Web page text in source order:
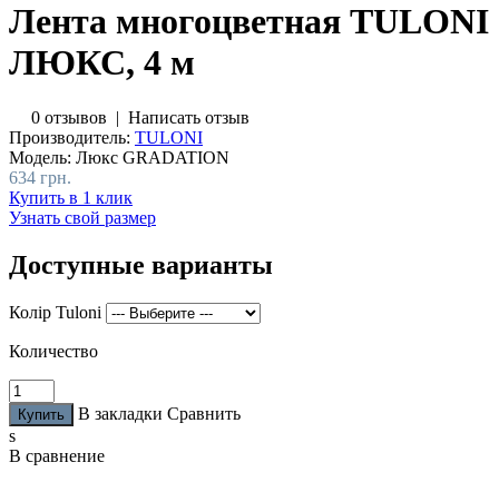
Лента многоцветная TULONI
ЛЮКС, 4 м
0 отзывов | Написать отзыв
Производитель: TULONI
Модель: Люкс GRADATION
634 грн.
Купить в 1 клик
Узнать свой размер
Доступные варианты
Колір Tuloni
Количество
В закладки Сравнить
s
В сравнение